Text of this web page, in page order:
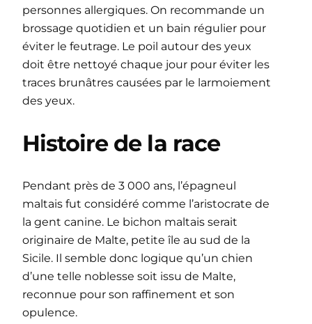
personnes allergiques. On recommande un
brossage quotidien et un bain régulier pour
éviter le feutrage. Le poil autour des yeux
doit être nettoyé chaque jour pour éviter les
traces brunâtres causées par le larmoiement
des yeux.
Histoire de la race
Pendant près de 3 000 ans, l’épagneul
maltais fut considéré comme l’aristocrate de
la gent canine. Le bichon maltais serait
originaire de Malte, petite île au sud de la
Sicile. Il semble donc logique qu’un chien
d’une telle noblesse soit issu de Malte,
reconnue pour son raffinement et son
opulence.